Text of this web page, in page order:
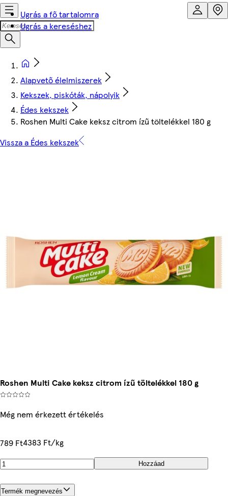
Ugrás a fő tartalomra
Ugrás a kereséshez
Alapvető élelmiszerek
Kekszek, piskóták, nápolyik
Édes kekszek
Roshen Multi Cake keksz citrom ízű töltelékkel 180 g
Vissza a Édes kekszek
Roshen Multi Cake keksz citrom ízű töltelékkel 180 g
Még nem érkezett értékelés
789 Ft4383 Ft/kg
Hozzáad
Termék megnevezés